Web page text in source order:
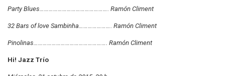
Party Blues………………………………………. Ramón Climent
32 Bars of love Sambinha…………………. Ramón Climent
Pinolinas…………………………………………. Ramón Climent
Hi! Jazz Trío